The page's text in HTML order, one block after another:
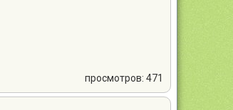
просмотров: 471